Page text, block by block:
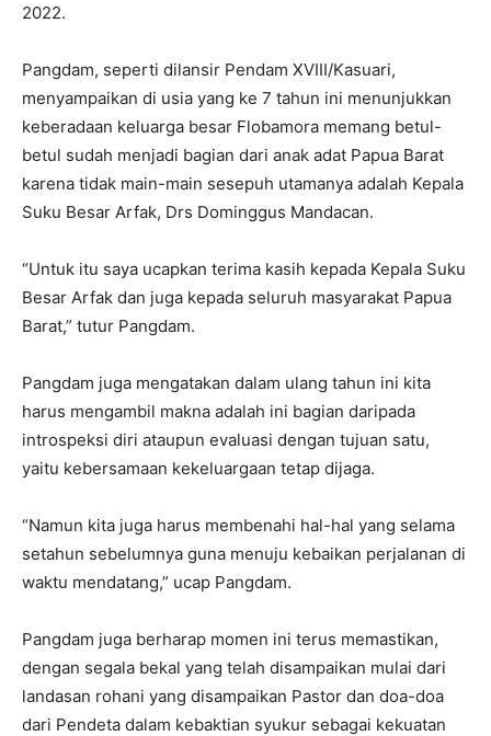
2022.
Pangdam, seperti dilansir Pendam XVIII/Kasuari,
menyampaikan di usia yang ke 7 tahun ini menunjukkan
keberadaan keluarga besar Flobamora memang betul-
betul sudah menjadi bagian dari anak adat Papua Barat
karena tidak main-main sesepuh utamanya adalah Kepala
Suku Besar Arfak, Drs Dominggus Mandacan.
“Untuk itu saya ucapkan terima kasih kepada Kepala Suku
Besar Arfak dan juga kepada seluruh masyarakat Papua
Barat,” tutur Pangdam.
Pangdam juga mengatakan dalam ulang tahun ini kita
harus mengambil makna adalah ini bagian daripada
introspeksi diri ataupun evaluasi dengan tujuan satu,
yaitu kebersamaan kekeluargaan tetap dijaga.
“Namun kita juga harus membenahi hal-hal yang selama
setahun sebelumnya guna menuju kebaikan perjalanan di
waktu mendatang,” ucap Pangdam.
Pangdam juga berharap momen ini terus memastikan,
dengan segala bekal yang telah disampaikan mulai dari
landasan rohani yang disampaikan Pastor dan doa-doa
dari Pendeta dalam kebaktian syukur sebagai kekuatan